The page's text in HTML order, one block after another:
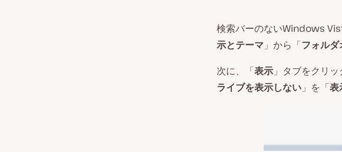
検索バーのないWindows
示とテーマ 」から「フォル
次に、「表示 」タブをクリ
ライブを表示しない 」を「表